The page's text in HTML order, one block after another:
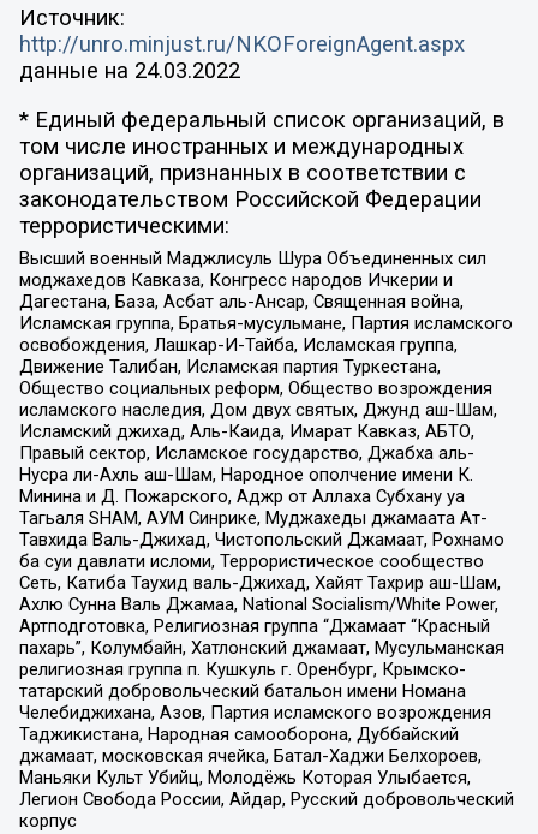
Источник:
http://unro.minjust.ru/NKOForeignAgent.aspx
данные на 24.03.2022
* Единый федеральный список организаций, в
том числе иностранных и международных
организаций, признанных в соответствии с
законодательством Российской Федерации
террористическими:
Высший военный Маджлисуль Шура Объединенных сил
моджахедов Кавказа, Конгресс народов Ичкерии и
Дагестана, База, Асбат аль-Ансар, Священная война,
Исламская группа, Братья-мусульмане, Партия исламского
освобождения, Лашкар-И-Тайба, Исламская группа,
Движение Талибан, Исламская партия Туркестана,
Общество социальных реформ, Общество возрождения
исламского наследия, Дом двух святых, Джунд аш-Шам,
Исламский джихад, Аль-Каида, Имарат Кавказ, АБТО,
Правый сектор, Исламское государство, Джабха аль-
Нусра ли-Ахль аш-Шам, Народное ополчение имени К.
Минина и Д. Пожарского, Аджр от Аллаха Субхану уа
Тагьаля SHAM, АУМ Синрике, Муджахеды джамаата Ат-
Тавхида Валь-Джихад, Чистопольский Джамаат, Рохнамо
ба суи давлати исломи, Террористическое сообщество
Сеть, Катиба Таухид валь-Джихад, Хайят Тахрир аш-Шам,
Ахлю Сунна Валь Джамаа, National Socialism/White Power,
Артподготовка, Религиозная группа “Джамаат “Красный
пахарь”, Колумбайн, Хатлонский джамаат, Мусульманская
религиозная группа п. Кушкуль г. Оренбург, Крымско-
татарский добровольческий батальон имени Номана
Челебиджихана, Азов, Партия исламского возрождения
Таджикистана, Народная самооборона, Дуббайский
джамаат, московская ячейка, Батал-Хаджи Белхороев,
Маньяки Культ Убийц, Молодёжь Которая Улыбается,
Легион Свобода России, Айдар, Русский добровольческий
корпус